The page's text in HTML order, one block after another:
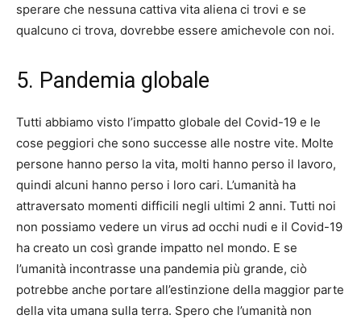
sperare che nessuna cattiva vita aliena ci trovi e se
qualcuno ci trova, dovrebbe essere amichevole con noi.
5. Pandemia globale
Tutti abbiamo visto l’impatto globale del Covid-19 e le
cose peggiori che sono successe alle nostre vite. Molte
persone hanno perso la vita, molti hanno perso il lavoro,
quindi alcuni hanno perso i loro cari. L’umanità ha
attraversato momenti difficili negli ultimi 2 anni. Tutti noi
non possiamo vedere un virus ad occhi nudi e il Covid-19
ha creato un così grande impatto nel mondo. E se
l’umanità incontrasse una pandemia più grande, ciò
potrebbe anche portare all’estinzione della maggior parte
della vita umana sulla terra. Spero che l’umanità non